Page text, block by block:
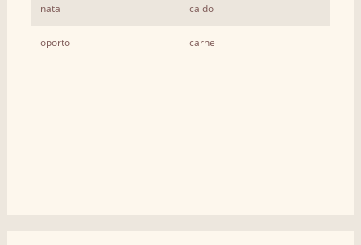
nata caldo
oporto carne